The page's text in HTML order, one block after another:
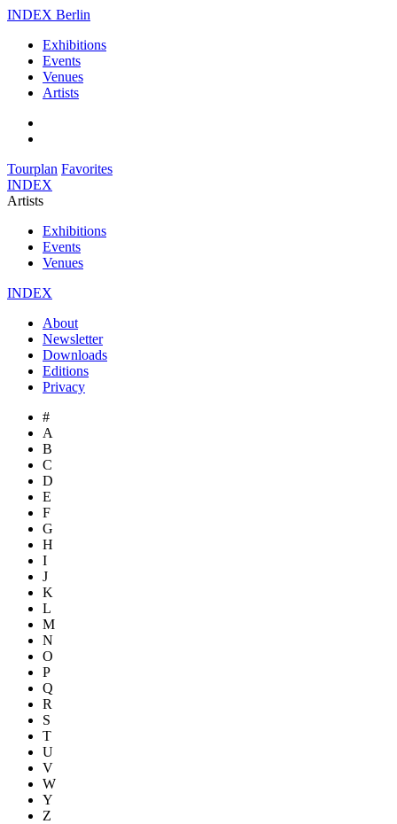
INDEX Berlin
Exhibitions
Events
Venues
Artists
Tourplan Favorites
INDEX
Artists
Exhibitions
Events
Venues
INDEX
About
Newsletter
Downloads
Editions
Privacy
#
A
B
C
D
E
F
G
H
I
J
K
L
M
N
O
P
Q
R
S
T
U
V
W
Y
Z